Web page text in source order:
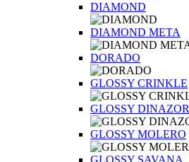
DIAMOND
DIAMOND META
DORADO
GLOSSY CRINKLE
GLOSSY DINAZOR
GLOSSY MOLERO
GLOSSY SAVANA